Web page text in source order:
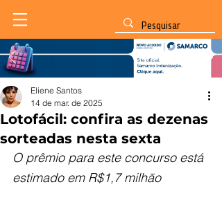
Lotofácil: confira as dezenas
sorteadas nesta sexta
Eliene Santos
14 de mar. de 2025
O prêmio para este concurso está
estimado em R$1,7 milhão